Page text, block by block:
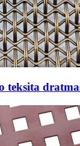
teksita